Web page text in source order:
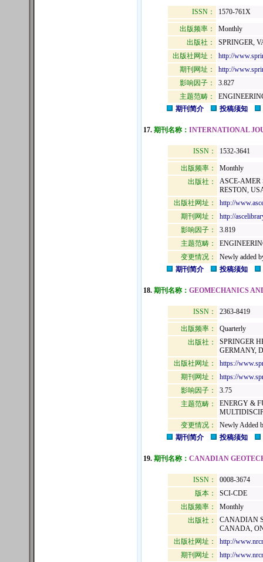
ISSN： 1570-761X
出版频率：
Monthly
出版社：
SPRINGER,
出版社网址：
http://
期刊网址：
http://
影响因子：
3.827
主题范畴：
期刊简介
投稿须知
17. 期刊名称： INTERNATIONAL
ISSN： 1532-3641
出版频率：
Monthly
出版社：
ASCE-AMER
RESTON,
出版社网址：
http://
期刊网址：
http://
影响因子：
3.819
主题范畴：
变更情况：
Newly added
期刊简介
投稿须知
18. 期刊名称： GEOMECHANICS
ISSN： 2363-8419
出版频率：
Quarterly
出版社：
SPRINGER
GERMANY,
出版社网址：
https://
期刊网址：
https://
影响因子：
3.75
主题范畴：
ENERGY &
变更情况：
Newly Added
期刊简介
投稿须知
19. 期刊名称： CANADIAN
ISSN：
0008-3674
版本：
SCI-CDE
出版频率：
Monthly
出版社：
CANADIAN
CANADA,
出版社网址：
http://
期刊网址：
http://